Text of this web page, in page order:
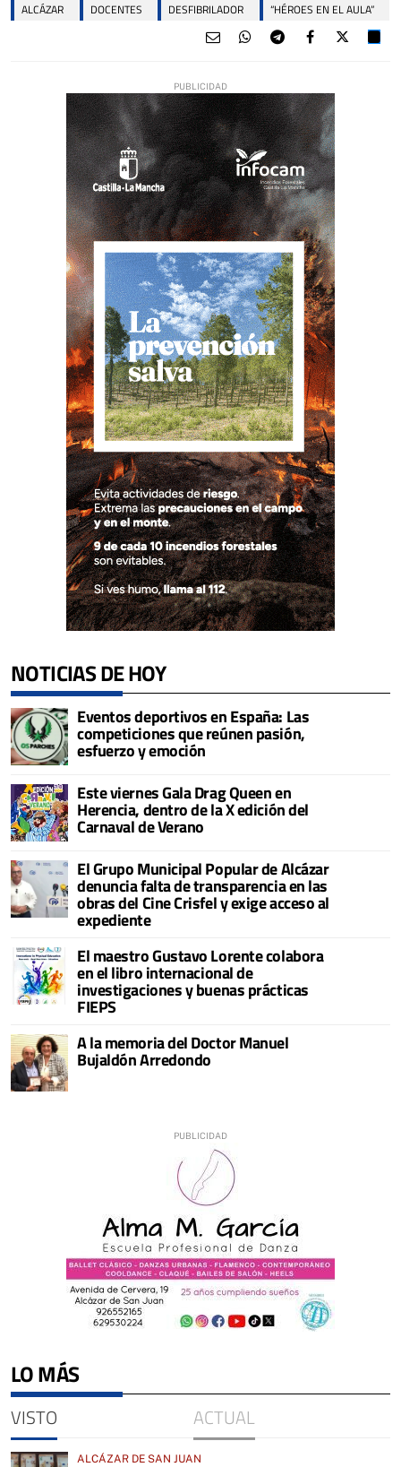
ALCÁZAR DOCENTES DESFIBRILADOR “HÉROES EN EL AULA”
NOTICIAS DE HOY
Eventos deportivos en España: Las
competiciones que reúnen pasión,
esfuerzo y emoción
Este viernes Gala Drag Queen en
Herencia, dentro de la X edición del
Carnaval de Verano
El Grupo Municipal Popular de Alcázar
denuncia falta de transparencia en las
obras del Cine Crisfel y exige acceso al
expediente
El maestro Gustavo Lorente colabora
en el libro internacional de
investigaciones y buenas prácticas
FIEPS
A la memoria del Doctor Manuel
Bujaldón Arredondo
LO MÁS
VISTO ACTUAL
ALCÁZAR DE SAN JUAN